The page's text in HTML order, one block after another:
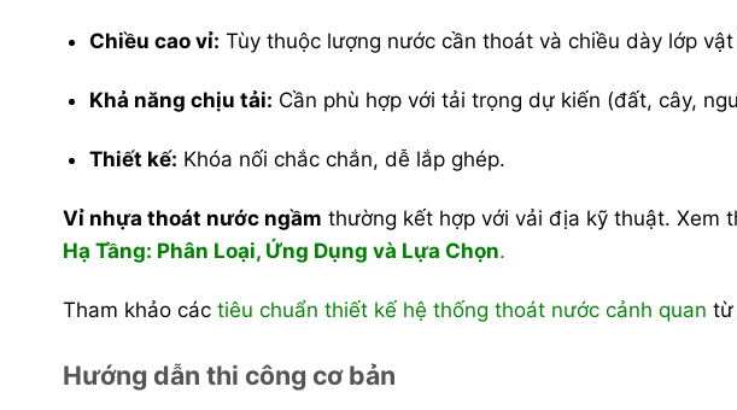
Chiều cao vỉ: Tùy thuộc lượng nước cần thoát và chiều dày lớp
Khả năng chịu tải: Cần phù hợp với tải trọng dự kiến (đất, cây,
Thiết kế: Khóa nối chắc chắn, dễ lắp ghép.
Vỉ nhựa thoát nước ngầm thường kết hợp với vải địa kỹ thuật. Xem
Hạ Tầng: Phân Loại, Ứng Dụng và Lựa Chọn.
Tham khảo các tiêu chuẩn thiết kế hệ thống thoát nước cảnh quan từ
Hướng dẫn thi công cơ bản